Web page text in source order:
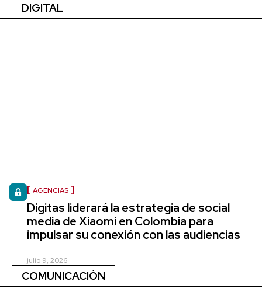
DIGITAL
AGENCIAS
Digitas liderará la estrategia de social
media de Xiaomi en Colombia para
impulsar su conexión con las audiencias
julio 9, 2026
COMUNICACIÓN